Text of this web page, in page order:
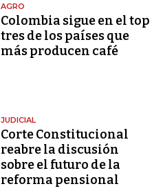
AGRO
Colombia sigue en el top
tres de los países que
más producen café
JUDICIAL
Corte Constitucional
reabre la discusión
sobre el futuro de la
reforma pensional